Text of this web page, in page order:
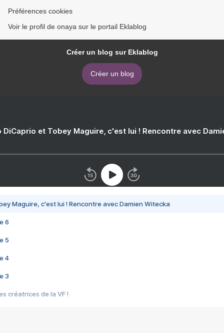
Préférences cookies
Voir le profil de onaya sur le portail Eklablog
Créer un blog sur Eklablog
Créer un blog
DiCaprio et Tobey Maguire, c'est lui ! Rencontre avec
Maguire, c'est lui ! Rencontre avec Damien Witecka
6
5
4
3
créatrices de la VF !